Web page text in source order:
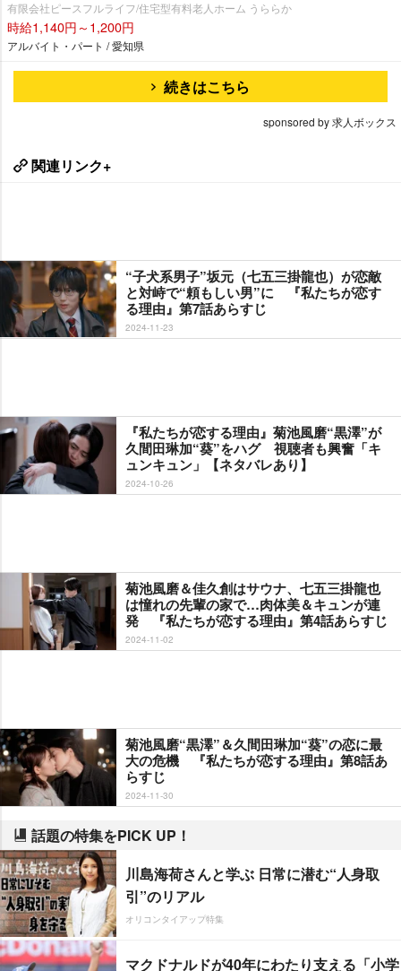
有限会社ピースフルライフ/住宅型有料老人ホーム うららか
時給1,140円～1,200円
アルバイト・パート / 愛知県
続きはこちら
sponsored by 求人ボックス
関連リンク+
“子犬系男子”坂元（七五三掛龍也）が恋敵
と対峙で“頼もしい男”に 『私たちが恋す
る理由』第7話あらすじ
2024-11-23
『私たちが恋する理由』菊池風磨“黒澤”が
久間田琳加“葵”をハグ 視聴者も興奮「キ
ュンキュン」【ネタバレあり】
2024-10-26
菊池風磨＆佳久創はサウナ、七五三掛龍也
は憧れの先輩の家で…肉体美＆キュンが連
発 『私たちが恋する理由』第4話あらすじ
2024-11-02
菊池風磨“黒澤”＆久間田琳加“葵”の恋に最
大の危機 『私たちが恋する理由』第8話あ
らすじ
2024-11-30
話題の特集をPICK UP！
川島海荷さんと学ぶ 日常に潜む“人身取
引”のリアル
オリコンタイアップ特集
マクドナルドが40年にわたり支える「小学